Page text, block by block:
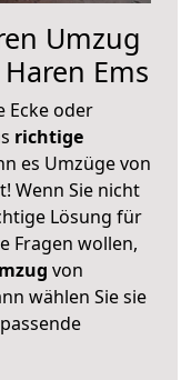
Umzug
Ems
Ecke oder
richtige
es Umzüge von
Wenn Sie nicht
Lösung für
Fragen wollen,
von
wählen Sie sie